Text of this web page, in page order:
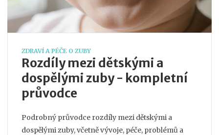
ZDRAVÍ A PÉČE O ZUBY
Rozdíly mezi dětskými a
dospělými zuby - kompletní
průvodce
Podrobný průvodce rozdíly mezi dětskými a
dospělými zuby, včetně vývoje, péče, problémů a